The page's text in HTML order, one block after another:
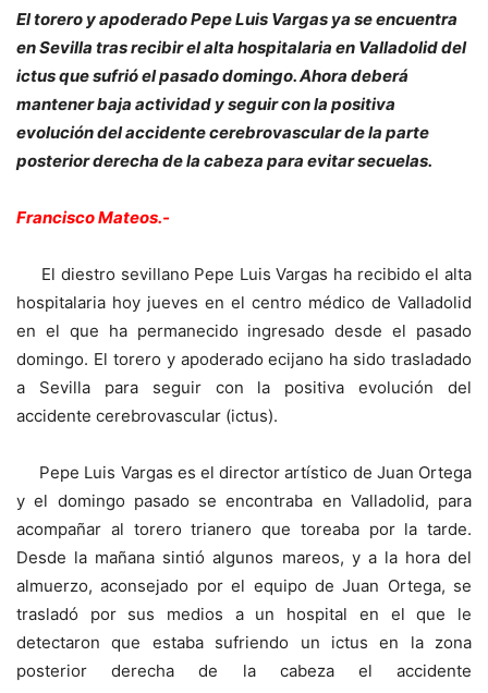
El torero y apoderado Pepe Luis Vargas ya se encuentra
en Sevilla tras recibir el alta hospitalaria en Valladolid del
ictus que sufrió el pasado domingo. Ahora deberá
mantener baja actividad y seguir con la positiva
evolución del accidente cerebrovascular de la parte
posterior derecha de la cabeza para evitar secuelas.
Francisco Mateos.-
El diestro sevillano Pepe Luis Vargas ha recibido el alta
hospitalaria hoy jueves en el centro médico de Valladolid
en el que ha permanecido ingresado desde el pasado
domingo. El torero y apoderado ecijano ha sido trasladado
a Sevilla para seguir con la positiva evolución del
accidente cerebrovascular (ictus).
Pepe Luis Vargas es el director artístico de Juan Ortega
y el domingo pasado se encontraba en Valladolid, para
acompañar al torero trianero que toreaba por la tarde.
Desde la mañana sintió algunos mareos, y a la hora del
almuerzo, aconsejado por el equipo de Juan Ortega, se
trasladó por sus medios a un hospital en el que le
detectaron que estaba sufriendo un ictus en la zona
posterior derecha de la cabeza el accidente